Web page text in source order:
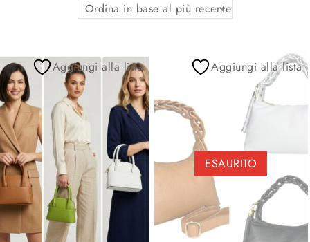
Ordina in base al più recente
Aggiungi alla lista
ESAURITO
Aggiungi alla lista